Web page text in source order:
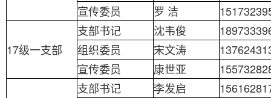
宣传委员
罗 洁
17级一支部
支部书记 沈韦俊
组织委员
宋文涛
宣传委员
康世亚
支部书记 李发启